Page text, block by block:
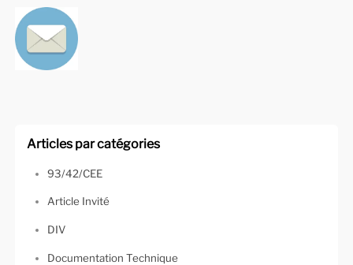
Articles par catégories
93/42/CEE
Article Invité
DIV
Documentation Technique